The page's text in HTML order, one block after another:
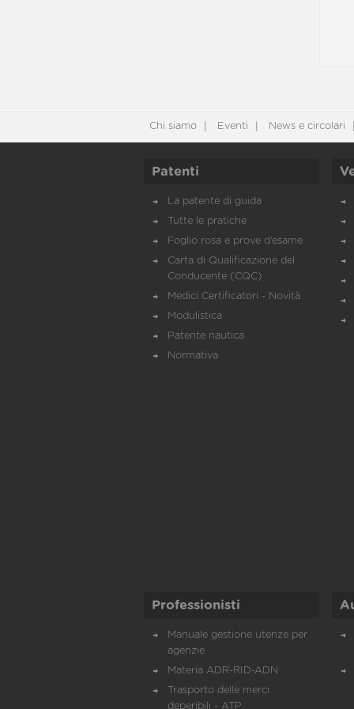
Chi siamo Eventi News e circolari
Patenti
La patente di guida
Tutte le pratiche
Foglio rosa e prove d’esame
Carta di Qualificazione del
Conducente (CQC)
Medici Certificatori - Novità
Modulistica
Patente nautica
Normativa
Professionisti
Manuale gestione utenze per
agenzie
Materia ADR-RID-ADN
Trasporto delle merci
deperibili - ATP